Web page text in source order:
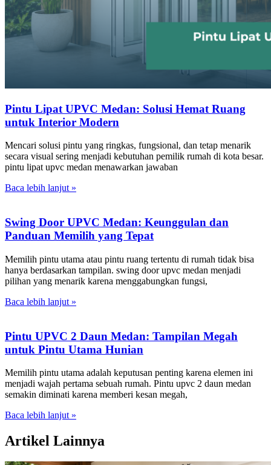
Pintu Lipat UPVC Medan: Solusi Hemat Ruang
untuk Interior Modern
Mencari solusi pintu yang ringkas, fungsional, dan tetap menarik
secara visual sering menjadi kebutuhan pemilik rumah di kota besar.
pintu lipat upvc medan menawarkan jawaban
Baca lebih lanjut »
Swing Door UPVC Medan: Keunggulan dan
Panduan Memilih yang Tepat
Memilih pintu utama atau pintu ruang tertentu di rumah tidak bisa
hanya berdasarkan tampilan. swing door upvc medan menjadi
pilihan yang menarik karena menggabungkan fungsi,
Baca lebih lanjut »
Pintu UPVC 2 Daun Medan: Tampilan Megah
untuk Pintu Utama Hunian
Memilih pintu utama adalah keputusan penting karena elemen ini
menjadi wajah pertama sebuah rumah. Pintu upvc 2 daun medan
semakin diminati karena memberi kesan megah,
Baca lebih lanjut »
Artikel Lainnya